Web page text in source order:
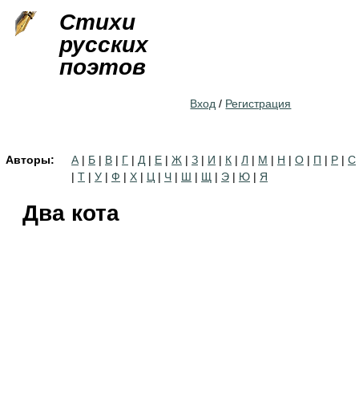
Стихи
русских
поэтов
Вход / Регистрация
Авторы: А | Б | В | Г | Д | Е | Ж | З | И | К | Л | М | Н | О | П | Р | С
| Т | У | Ф | Х | Ц | Ч | Ш | Щ | Э | Ю | Я
Два кота